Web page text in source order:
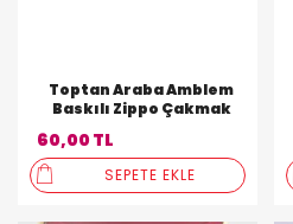
Toptan Araba Amblem
Baskılı Zippo Çakmak
60,00 TL
SEPETE EKLE